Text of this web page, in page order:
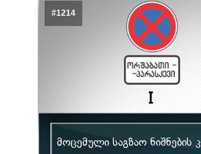
#1214
მოცემული საგზაო